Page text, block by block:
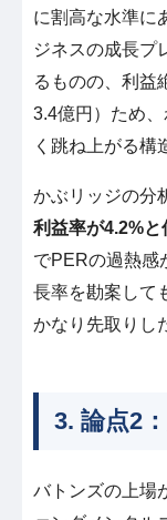
に割高な水準に
ジネスの成長プ
るものの、利益
3.4億円）ため
く跳ね上がる構
かぶリッジの分
利益率が4.2%と
でPERの過熱感
長率を勘案して
かなり先取りし
3. 論点2
バトンズの上場